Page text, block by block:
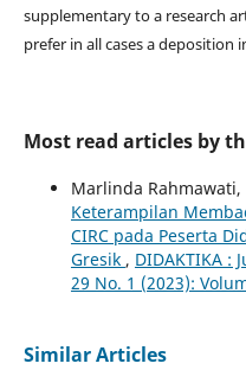
supplementary to a research
prefer in all cases a deposition
Most read articles by
Marlinda
Keterampilan
CIRC pada Peserta
Gresik , DIDAKTIKA :
29 No. 1 (2023):
Similar Articles